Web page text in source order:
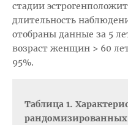
стадии
длительность
отобраны данные за 5
возраст женщин > 60
95%.
Таблица 1.